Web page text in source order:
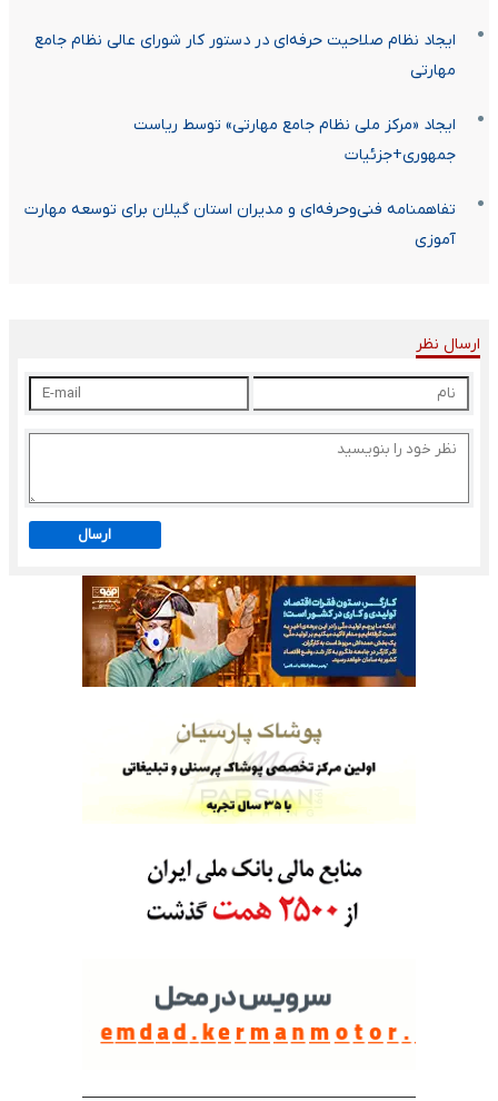
ایجاد نظام صلاحیت حرفه‌ای در دستور کار شورای عالی نظام جامع
مهارتی
ایجاد «مرکز ملی نظام جامع مهارتی» توسط ریاست
جمهوری+جزئیات
تفاهمنامه فنی‌وحرفه‌ای و مدیران استان گیلان برای توسعه مهارت
آموزی
ارسال نظر
ارسال